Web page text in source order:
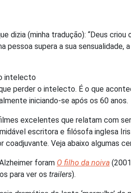
dizia (minha tradução): “Deus
pessoa supera a sua
intelecto
perder o intelecto. É o que
iniciando-se após os 60 anos.
excelentes que relatam com
escritora e filósofa inglesa
Veja abaixo algumas
foram O filho da noiva
para ver os trailers).